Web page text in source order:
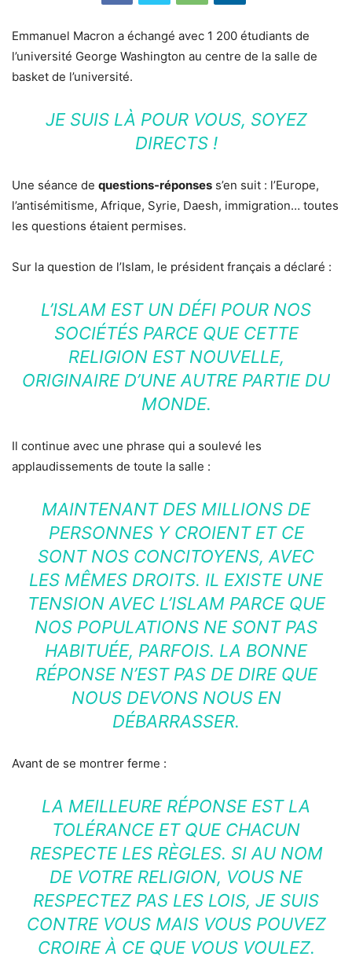
Emmanuel Macron a échangé avec 1 200 étudiants de
l’université George Washington au centre de la salle de
basket de l’université.
JE SUIS LÀ POUR VOUS, SOYEZ
DIRECTS !
Une séance de questions-réponses s’en suit : l’Europe,
l’antisémitisme, Afrique, Syrie, Daesh, immigration… toutes
les questions étaient permises.
Sur la question de l’Islam, le président français a déclaré :
L’ISLAM EST UN DÉFI POUR NOS
SOCIÉTÉS PARCE QUE CETTE
RELIGION EST NOUVELLE,
ORIGINAIRE D’UNE AUTRE PARTIE DU
MONDE.
Il continue avec une phrase qui a soulevé les
applaudissements de toute la salle :
MAINTENANT DES MILLIONS DE
PERSONNES Y CROIENT ET CE
SONT NOS CONCITOYENS, AVEC
LES MÊMES DROITS. IL EXISTE UNE
TENSION AVEC L’ISLAM PARCE QUE
NOS POPULATIONS NE SONT PAS
HABITUÉE, PARFOIS. LA BONNE
RÉPONSE N’EST PAS DE DIRE QUE
NOUS DEVONS NOUS EN
DÉBARRASSER.
Avant de se montrer ferme :
LA MEILLEURE RÉPONSE EST LA
TOLÉRANCE ET QUE CHACUN
RESPECTE LES RÈGLES. SI AU NOM
DE VOTRE RELIGION, VOUS NE
RESPECTEZ PAS LES LOIS, JE SUIS
CONTRE VOUS MAIS VOUS POUVEZ
CROIRE À CE QUE VOUS VOULEZ.